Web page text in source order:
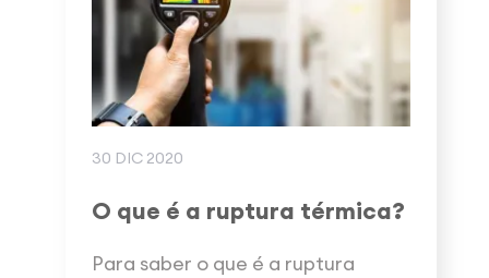
30 DIC 2020
O que é a ruptura térmica?
Para saber o que é a ruptura